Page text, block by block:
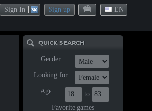
Sign In Sign up EN
QUICK SEARCH
Gender
Looking for
Age
to
Favorite games